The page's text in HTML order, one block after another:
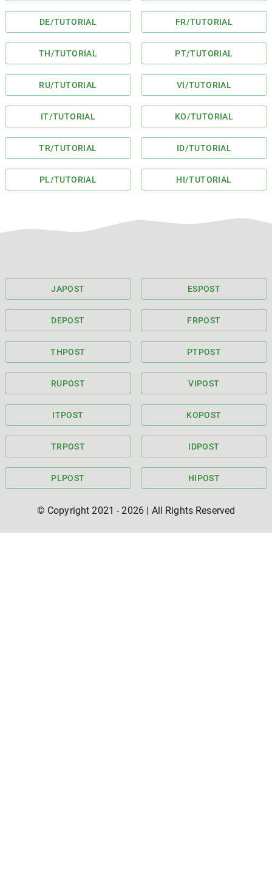
DE/TUTORIAL FR/TUTORIAL
TH/TUTORIAL PT/TUTORIAL
RU/TUTORIAL VI/TUTORIAL
IT/TUTORIAL KO/TUTORIAL
TR/TUTORIAL ID/TUTORIAL
PL/TUTORIAL HI/TUTORIAL
JAPOST ESPOST
DEPOST FRPOST
THPOST PTPOST
RUPOST VIPOST
ITPOST KOPOST
TRPOST IDPOST
PLPOST HIPOST
© Copyright 2021 - 2026 | All Rights Reserved